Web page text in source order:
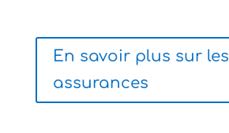
En savoir plus sur les
assurances